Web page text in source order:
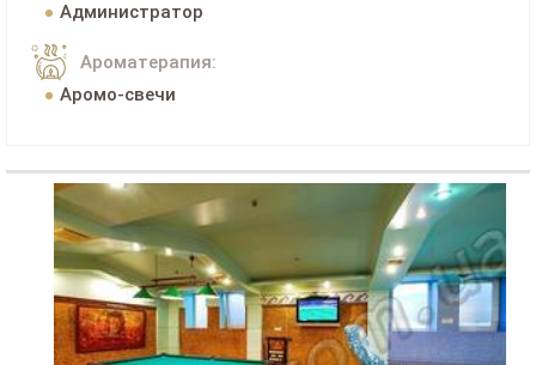
Администратор
Ароматерапия:
Аромо-свечи